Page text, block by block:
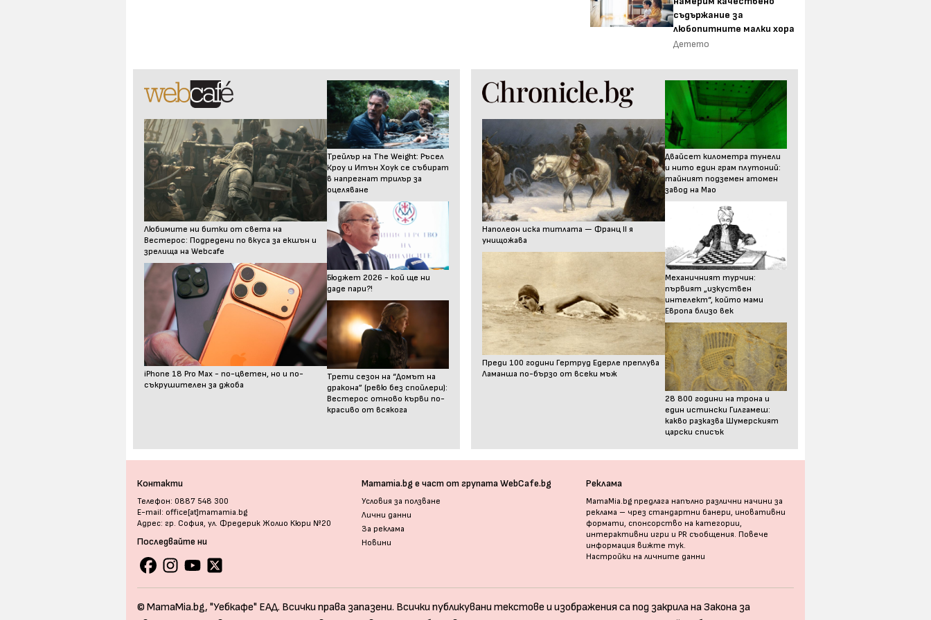
съдържание за
любопитните малки хора
Детето
Любимите ни битки от света на
Вестерос: Подредени по вкуса за екшън и
зрелища на Webcafe
iPhone 18 Pro Max - по-цветен, но и по-
съкрушителен за джоба
Трейлър на The Weight: Ръсел
Кроу и Итън Хоук се събират
в напрегнат трилър за
оцеляване
Бюджет 2026 - кой ще ни
даде пари?!
Трети сезон на “Домът на
дракона” (ревю без спойлери):
Вестерос отново кърви по-
красиво от всякога
Наполеон иска титлата — Франц II я
унищожава
Преди 100 години Гертруд Едерле преплува
Ламанша по-бързо от всеки мъж
Двайсет километра тунели
и нито един грам плутоний:
тайният подземен атомен
завод на Мао
Механичният турчин:
първият „изкуствен
интелект“, който мами
Европа близо век
28 800 години на трона и
един истински Гилгамеш:
какво разказва Шумерският
царски списък
Контакти
Телефон: 0887 548 300
E-mail: office[at]mamamia.bg
Адрес: гр. София, ул. Фредерик Жолио Кюри №20
Последвайте ни
Mamamia.bg е част от групата WebCafe.bg
Условия за ползване
Лични данни
За реклама
Новини
Реклама
MamaMia.bg предлага напълно различни начини за
реклама – чрез стандартни банери, иновативни
формати, спонсорство на категории,
интерактивни игри и PR съобщения. Повече
информация вижте тук.
Настройки на личните данни
© MamaMia.bg, "Уебкафе" ЕАД. Всички права запазени. Всички публикувани текстове и изображения са под закрила на Закона за